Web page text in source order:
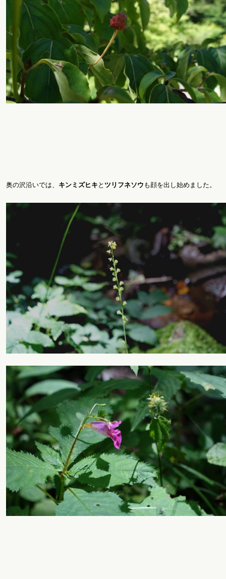
奥の沢沿いでは、 キンミズヒキ と ツリフネソウ も顔を出し始めました。